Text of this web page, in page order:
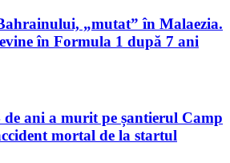
„mutat” în Malaezia.
în Formula 1 după 7 ani
ani a murit pe șantierul Camp
mortal de la startul